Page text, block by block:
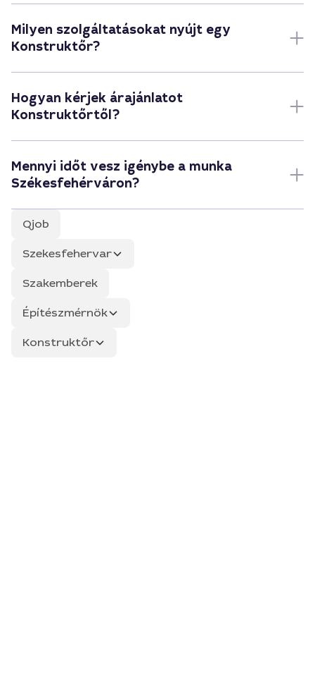
Milyen szolgáltatásokat nyújt egy
Konstruktőr?
Hogyan kérjek árajánlatot
Konstruktőrtől?
Mennyi időt vesz igénybe a munka
Székesfehérváron?
Qjob
Szekesfehervar
Szakemberek
Építészmérnök
Konstruktőr